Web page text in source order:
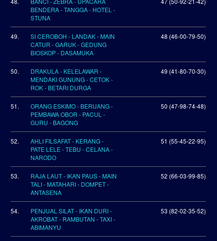
BENDERA - TANGGA - HOTEL -
STUNA
49.
SI CEROBOH - LANDAK - MAIN
CATUR - GARUK - GEDUNG
BIOSKOP - DASAMUKA
48 (46-00-79-50)
50.
DRAKULA - KELELAWAR -
MENDAKI GUNUNG - CETOK -
ROK - BETARI DURGA
49 (41-80-70-30)
51.
ORANG ESKIMO - BERUANG -
PEMBAWA OBOR - PACUL -
GURU - BAGONG
50 (47-98-74-48)
52.
AHLI FILSAFAT - KERANG -
PATE LELE - TEBU - CELANA -
NARODO
51 (55-45-22-95)
53.
RAJA LAUT - IKAN PAUS - MAIN
TALI - MATAHARI - DOMPET -
ANTASENA
52 (66-03-99-85)
54.
PENJUAL SILAT - IKAN DURI -
AKROBAT - RAMBUTAN - TAXI -
ABIMANYU
53 (82-02-35-52)